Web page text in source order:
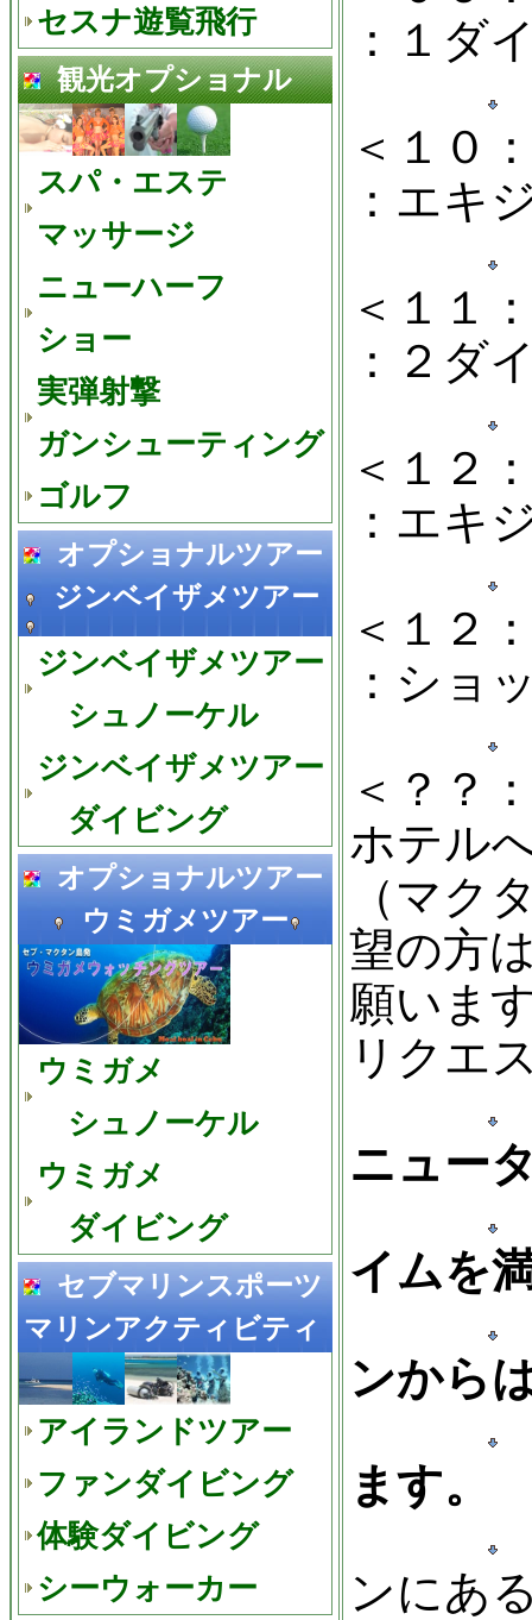
セスナ遊覧飛行
観光オプショナル
スパ・エステ
マッサージ
ニューハーフ
ショー
実弾射撃
ガンシューティング
ゴルフ
オプショナルツアー
ジンベイザメツアー
ジンベイザメツアー
シュノーケル
ジンベイザメツアー
ダイビング
オプショナルツアー
ウミガメツアー
ウミガメ
シュノーケル
ウミガメ
ダイビング
セブマリンスポーツ
マリンアクティビティ
アイランドツアー
ファンダイビング
体験ダイビング
シーウォーカー
：１ダ
＜１０
：エキ
＜１１
：２ダ
＜１２
：エキ
＜１２
：ショ
＜？？
ホテル
（マク
望の方
願いま
リクエ
ニュー
イムを
ンから
ます。
ンにあ